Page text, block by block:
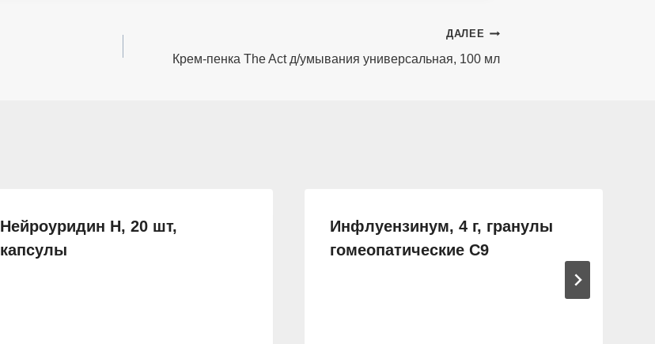
ДАЛЕЕ
Крем-пенка The Act д/умывания универсальная, 100 мл
Нейроуридин Н, 20 шт,
капсулы
Инфлуензинум, 4 г, гранулы
гомеопатические C9